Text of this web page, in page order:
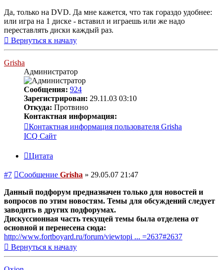
Да, только на DVD. Да мне кажется, что так гораздо удобнее:
или игра на 1 диске - вставил и играешь или же надо
переставлять диски каждый раз.
Вернуться к началу
Grisha
Администратор
Сообщения: 924
Зарегистрирован: 29.11.03 03:10
Откуда: Протвино
Контактная информация:
Контактная информация пользователя Grisha
ICQ Сайт
Цитата
#7 Сообщение Grisha » 29.05.07 21:47
Данный подфорум предназначен только для новостей и
вопросов по этим новостям. Темы для обсуждений следует
заводить в других подфорумах.
Дискуссионная часть текущей темы была отделена от
основной и перенесена сюда:
http://www.fortboyard.ru/forum/viewtopi ... =2637#2637
Вернуться к началу